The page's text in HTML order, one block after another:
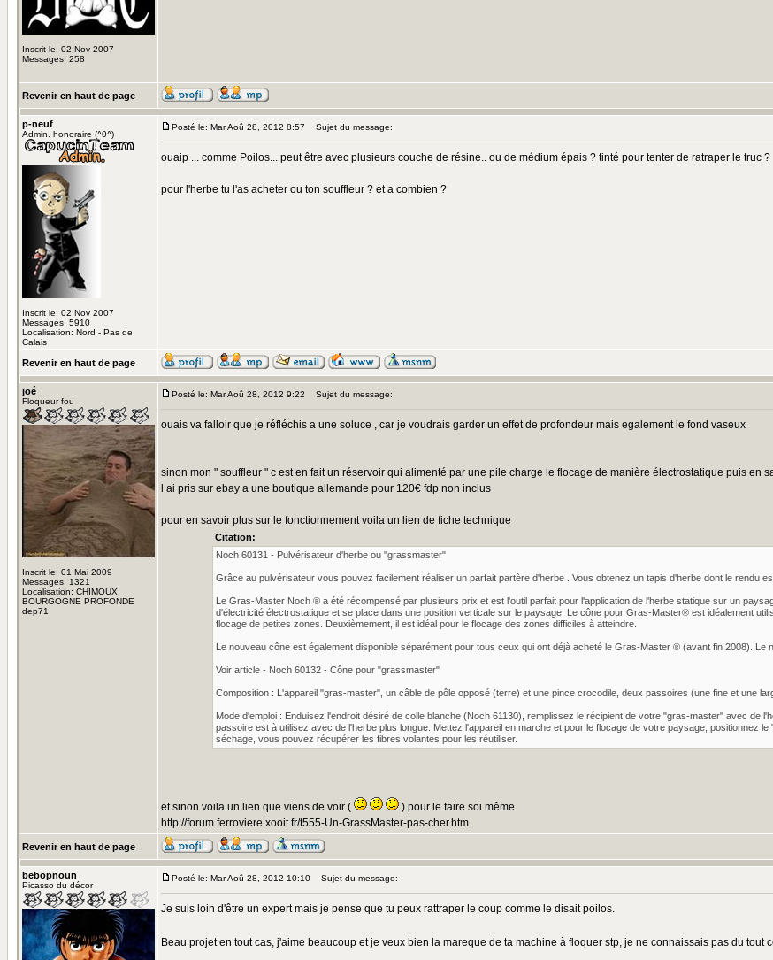
Inscrit le: 02 Nov 2007
Messages: 258
Revenir en haut de page
p-neuf
Admin. honoraire (^0^)
Inscrit le: 02 Nov 2007
Messages: 5910
Localisation: Nord - Pas de
Calais
Posté le: Mar Aoû 28, 2012 8:57 Sujet du message:
ouaip ... comme Poilos... peut être avec plusieurs couche de résine.. ou de médium épais ? tinté pour tenter de ratraper le truc ?
pour l'herbe tu l'as acheter ou ton souffleur ? et a combien ?
Revenir en haut de page
joé
Floqueur fou
Inscrit le: 01 Mai 2009
Messages: 1321
Localisation: CHIMOUX
BOURGOGNE PROFONDE
dep71
Posté le: Mar Aoû 28, 2012 9:22 Sujet du message:
ouais va falloir que je réfléchis a une soluce , car je voudrais garder un effet de profondeur mais egalement le fond vaseux
sinon mon " souffleur " c est en fait un réservoir qui alimenté par une pile charge le flocage de manière électrostatique puis
l ai pris sur ebay a une boutique allemande pour 120€ fdp non inclus
pour en savoir plus sur le fonctionnement voila un lien de fiche technique
Citation:
Noch 60131 - Pulvérisateur d'herbe ou "grassmaster"
Grâce au pulvérisateur vous pouvez facilement réaliser un parfait partère d'herbe . Vous obtenez un tapis d'herbe dont le rendu
Le Gras-Master Noch ® a été récompensé par plusieurs prix et est l'outil parfait pour l'application de l'herbe statique sur un
d'électricité électrostatique et se place dans une position verticale sur le paysage. Le cône pour Gras-Master® est idéalement
flocage de petites zones. Deuxièmement, il est idéal pour le flocage des zones difficiles à atteindre.
Le nouveau cône est également disponible séparément pour tous ceux qui ont déjà acheté le Gras-Master ® (avant fin 2008).
Voir article - Noch 60132 - Cône pour "grassmaster"
Composition : L'appareil "gras-master", un câble de pôle opposé (terre) et une pince crocodile, deux passoires (une fine et une
Mode d'emploi : Enduisez l'endroit désiré de colle blanche (Noch 61130), remplissez le récipient de votre "gras-master" avec de
passoire est à utilisez avec de l'herbe plus longue. Mettez l'appareil en marche et pour le flocage de votre paysage, positionnez
séchage, vous pouvez récupérer les fibres volantes pour les réutiliser.
et sinon voila un lien que viens de voir (
) pour le faire soi même
http://forum.ferroviere.xooit.fr/t555-Un-GrassMaster-pas-cher.htm
Revenir en haut de page
bebopnoun
Picasso du décor
Posté le: Mar Aoû 28, 2012 10:10 Sujet du message:
Je suis loin d'être un expert mais je pense que tu peux rattraper le coup comme le disait poilos.
Beau projet en tout cas, j'aime beaucoup et je veux bien la mareque de ta machine à floquer stp, je ne connaissais pas du tout